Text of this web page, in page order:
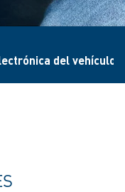
del vehículo